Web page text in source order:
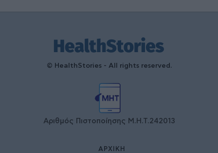
© HealthStories - All rights reserved.
Αριθμός Πιστοποίησης Μ.Η.Τ.242013
ΑΡΧΙΚΉ